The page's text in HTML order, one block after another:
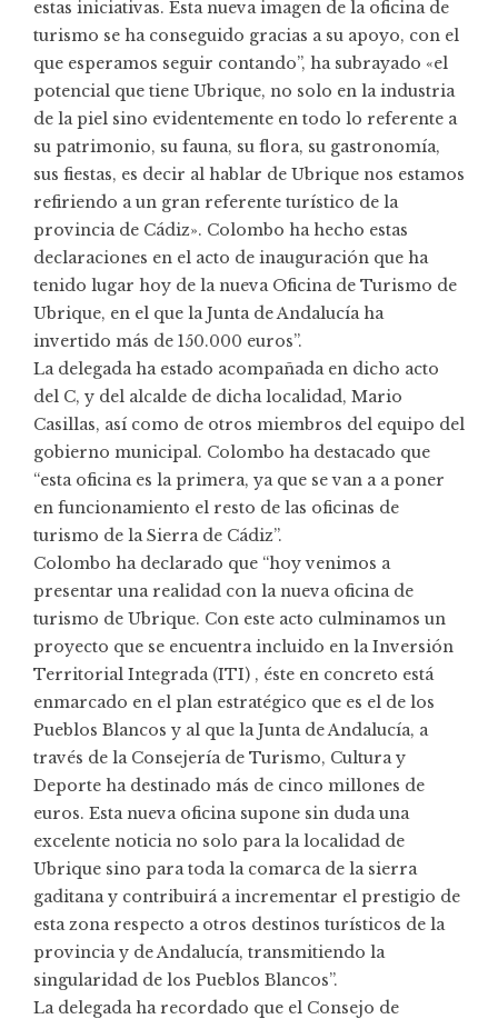
estas iniciativas. Esta nueva imagen de la oficina de
turismo se ha conseguido gracias a su apoyo, con el
que esperamos seguir contando”, ha subrayado «el
potencial que tiene Ubrique, no solo en la industria
de la piel sino evidentemente en todo lo referente a
su patrimonio, su fauna, su flora, su gastronomía,
sus fiestas, es decir al hablar de Ubrique nos estamos
refiriendo a un gran referente turístico de la
provincia de Cádiz». Colombo ha hecho estas
declaraciones en el acto de inauguración que ha
tenido lugar hoy de la nueva Oficina de Turismo de
Ubrique, en el que la Junta de Andalucía ha
invertido más de 150.000 euros”.
La delegada ha estado acompañada en dicho acto
del C, y del alcalde de dicha localidad, Mario
Casillas, así como de otros miembros del equipo del
gobierno municipal. Colombo ha destacado que
“esta oficina es la primera, ya que se van a a poner
en funcionamiento el resto de las oficinas de
turismo de la Sierra de Cádiz”.
Colombo ha declarado que “hoy venimos a
presentar una realidad con la nueva oficina de
turismo de Ubrique. Con este acto culminamos un
proyecto que se encuentra incluido en la Inversión
Territorial Integrada (ITI) , éste en concreto está
enmarcado en el plan estratégico que es el de los
Pueblos Blancos y al que la Junta de Andalucía, a
través de la Consejería de Turismo, Cultura y
Deporte ha destinado más de cinco millones de
euros. Esta nueva oficina supone sin duda una
excelente noticia no solo para la localidad de
Ubrique sino para toda la comarca de la sierra
gaditana y contribuirá a incrementar el prestigio de
esta zona respecto a otros destinos turísticos de la
provincia y de Andalucía, transmitiendo la
singularidad de los Pueblos Blancos”.
La delegada ha recordado que el Consejo de